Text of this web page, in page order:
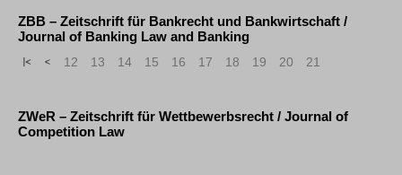
ZBB – Zeitschrift für Bankrecht und Bankwirtschaft /
Journal of Banking Law and Banking
« < 12 13 14 15 16 17 18 19 20 21
ZWeR – Zeitschrift für Wettbewerbsrecht / Journal of
Competition Law